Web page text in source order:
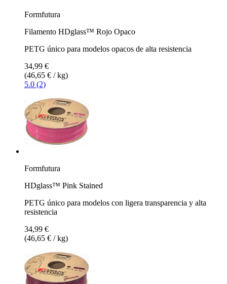
Formfutura
Filamento HDglass™ Rojo Opaco
PETG único para modelos opacos de alta resistencia
34,99 €
(46,65 € / kg)
5.0 (2)
Formfutura
HDglass™ Pink Stained
PETG único para modelos con ligera transparencia y alta
resistencia
34,99 €
(46,65 € / kg)